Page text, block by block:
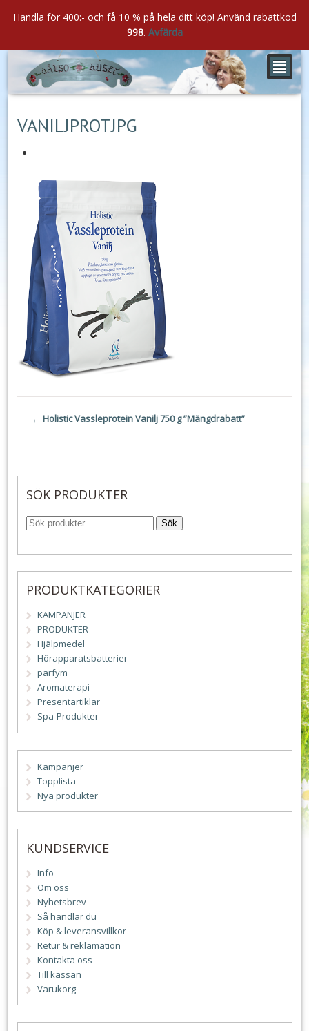
²
VANILJPROTJPG
← Holistic Vassleprotein Vanilj 750 g ”Mängdrabatt”
SÖK PRODUKTER
Sök
PRODUKTKATEGORIER
KAMPANJER
PRODUKTER
Hjälpmedel
Hörapparatsbatterier
parfym
Aromaterapi
Presentartiklar
Spa-Produkter
Kampanjer
Topplista
Nya produkter
KUNDSERVICE
Info
Om oss
Nyhetsbrev
Så handlar du
Köp & leveransvillkor
Retur & reklamation
Kontakta oss
Till kassan
Varukorg
Handla för 400:- och få 10 % på hela ditt köp! Använd rabattkod
998. Avfärda